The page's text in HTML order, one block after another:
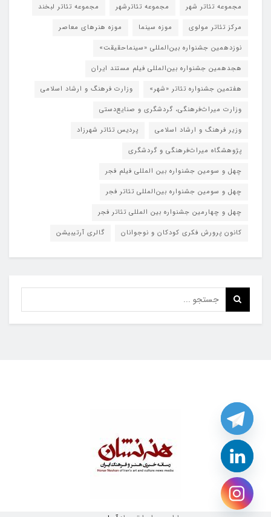
مجموعه تئاتر شهر
مجموعه تئاترشهر
مجموعه تئاتر لبخند
مرکز تئاتر مولوی
موزه سینما
موزه هنرهای معاصر
نوزدهمین جشنواره بین‌المللی «سینماحقیقت»
هجدهمین جشنواره بین‌المللی فیلم مستند ایران
هفتمین جشنواره تئاتر «شهر»
وزارت فرهنگ و ارشاد اسلامی
وزارت میراث‌فرهنگی، گردشگری و صنایع‌دستی
وزیر فرهنگ و ارشاد اسلامی
پردیس تئاتر شهرزاد
پژوهشگاه میراث‌فرهنگی و گردشگری
چهل و سومین جشنواره بین المللی فیلم فجر
چهل و سومین جشنواره بین‌المللی تئاتر فجر
چهل و چهارمین جشنواره بین المللی تئاتر فجر
کانون پرورش فکری کودکان و نوجوانان
گالری آرتیبیشن